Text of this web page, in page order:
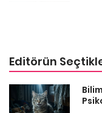
Editörün